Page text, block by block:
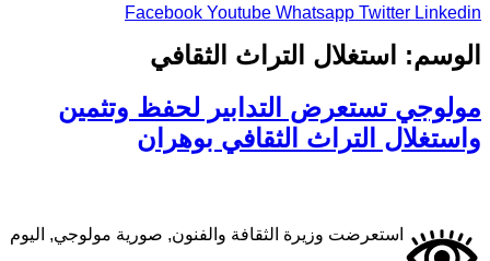
Facebook Youtube Whatsapp Twitter Linkedin
الوسم: استغلال التراث الثقافي
مولوجي تستعرض التدابير لحفظ وتثمين
واستغلال التراث الثقافي بوهران
استعرضت وزيرة الثقافة والفنون, صورية مولوجي, اليوم